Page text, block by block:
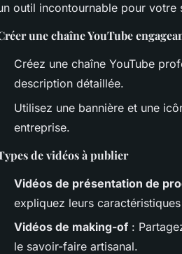
outil incontournable pour votre
une chaîne YouTube
Créez une chaîne YouTube
description détaillée.
Utilisez une bannière et une
entreprise.
de vidéos à publier
Vidéos de présentation de
expliquez leurs
Vidéos de making-of :
le savoir-faire artisanal.